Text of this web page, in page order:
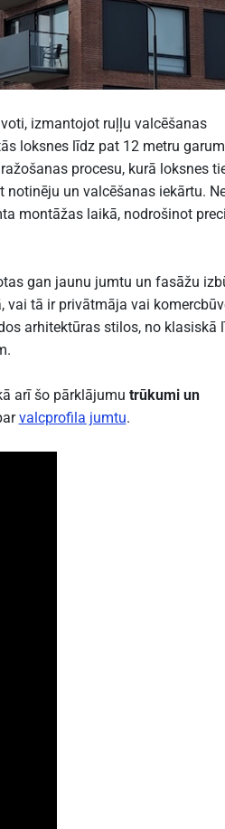
izmantojot ruļļu valcēšanas
loksnes līdz pat 12 metru
procesu, kurā loksnes
un valcēšanas iekārtu.
montāžas laikā, nodrošinot
gan jaunu jumtu un fasāžu
vai tā ir privātmāja vai
arhitektūras stilos, no klasiskā
arī šo pārklājumu trūkumi un
valcprofila jumtu.